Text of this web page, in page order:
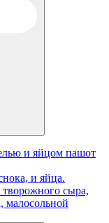
и яйцом пашот
и яйца.
сыра,
малосольной